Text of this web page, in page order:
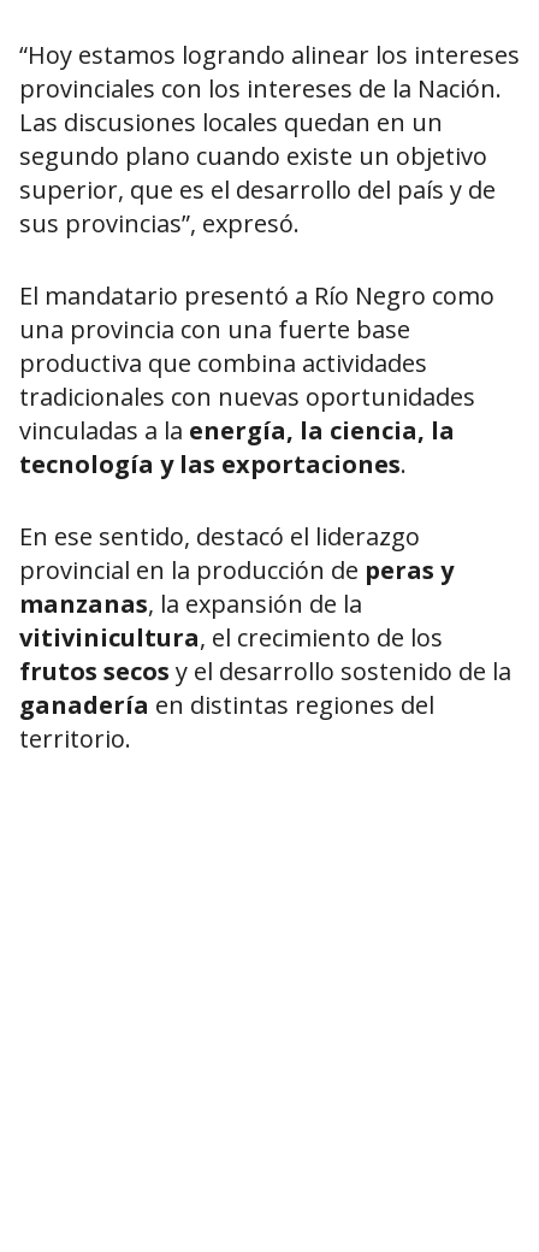
“Hoy estamos logrando alinear los intereses
provinciales con los intereses de la Nación.
Las discusiones locales quedan en un
segundo plano cuando existe un objetivo
superior, que es el desarrollo del país y de
sus provincias”, expresó.
El mandatario presentó a Río Negro como
una provincia con una fuerte base
productiva que combina actividades
tradicionales con nuevas oportunidades
vinculadas a la energía, la ciencia, la
tecnología y las exportaciones.
En ese sentido, destacó el liderazgo
provincial en la producción de peras y
manzanas, la expansión de la
vitivinicultura, el crecimiento de los
frutos secos y el desarrollo sostenido de la
ganadería en distintas regiones del
territorio.